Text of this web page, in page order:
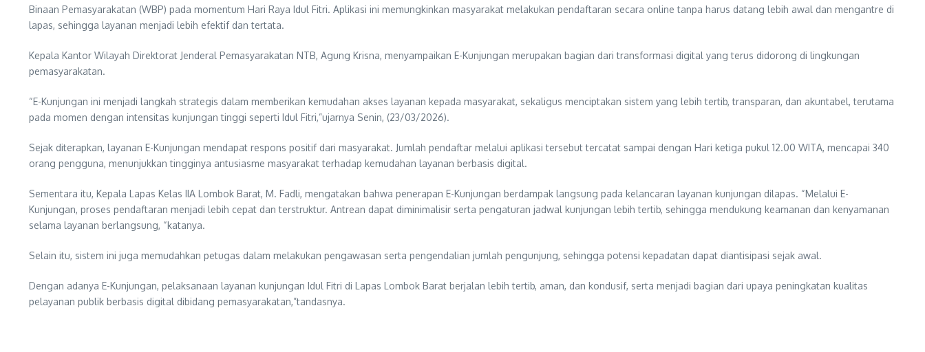
Binaan Pemasyarakatan (WBP) pada momentum Hari Raya Idul Fitri. Aplikasi ini memungkinkan masyarakat melakukan pendaftaran secara online tanpa harus datang lebih awal dan mengantre di
lapas, sehingga layanan menjadi lebih efektif dan tertata.
Kepala Kantor Wilayah Direktorat Jenderal Pemasyarakatan NTB, Agung Krisna, menyampaikan E-Kunjungan merupakan bagian dari transformasi digital yang terus didorong di lingkungan
pemasyarakatan.
“E-Kunjungan ini menjadi langkah strategis dalam memberikan kemudahan akses layanan kepada masyarakat, sekaligus menciptakan sistem yang lebih tertib, transparan, dan akuntabel, terutama
pada momen dengan intensitas kunjungan tinggi seperti Idul Fitri,”ujarnya Senin, (23/03/2026).
Sejak diterapkan, layanan E-Kunjungan mendapat respons positif dari masyarakat. Jumlah pendaftar melalui aplikasi tersebut tercatat sampai dengan Hari ketiga pukul 12.00 WITA, mencapai 340
orang pengguna, menunjukkan tingginya antusiasme masyarakat terhadap kemudahan layanan berbasis digital.
Sementara itu, Kepala Lapas Kelas IIA Lombok Barat, M. Fadli, mengatakan bahwa penerapan E-Kunjungan berdampak langsung pada kelancaran layanan kunjungan dilapas. “Melalui E-
Kunjungan, proses pendaftaran menjadi lebih cepat dan terstruktur. Antrean dapat diminimalisir serta pengaturan jadwal kunjungan lebih tertib, sehingga mendukung keamanan dan kenyamanan
selama layanan berlangsung, “katanya.
Selain itu, sistem ini juga memudahkan petugas dalam melakukan pengawasan serta pengendalian jumlah pengunjung, sehingga potensi kepadatan dapat diantisipasi sejak awal.
Dengan adanya E-Kunjungan, pelaksanaan layanan kunjungan Idul Fitri di Lapas Lombok Barat berjalan lebih tertib, aman, dan kondusif, serta menjadi bagian dari upaya peningkatan kualitas
pelayanan publik berbasis digital dibidang pemasyarakatan,”tandasnya.